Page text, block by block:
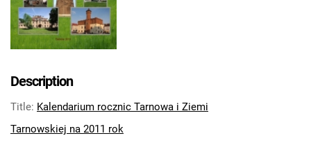
Description
Title: Kalendarium rocznic Tarnowa i Ziemi
Tarnowskiej na 2011 rok